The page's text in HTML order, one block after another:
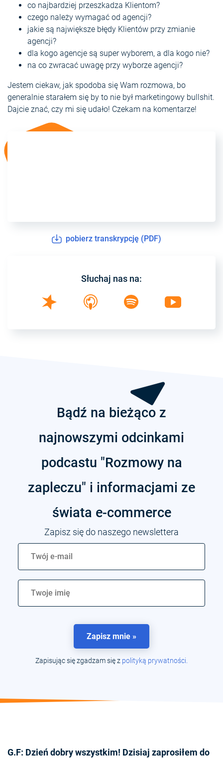
co najbardziej przeszkadza Klientom?
czego należy wymagać od agencji?
jakie są największe błędy Klientów przy zmianie
agencji?
dla kogo agencje są super wyborem, a dla kogo nie?
na co zwracać uwagę przy wyborze agencji?
Jestem ciekaw, jak spodoba się Wam rozmowa, bo
generalnie starałem się by to nie był marketingowy bullshit.
Dajcie znać, czy mi się udało! Czekam na komentarze!
pobierz transkrypcję (PDF)
Słuchaj nas na:
Bądź na bieżąco z
najnowszymi odcinkami
podcastu "Rozmowy na
zapleczu" i informacjami ze
świata e-commerce
Zapisz się do naszego newslettera
Zapisz mnie »
Zapisując się zgadzam się z polityką prywatności.
G.F: Dzień dobry wszystkim! Dzisiaj zaprosiłem do